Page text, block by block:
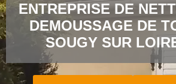
ENTREPRISE DE
DEMOUSSAGE DE
SOUGY SUR